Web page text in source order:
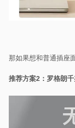
那如果想和普通插座
推荐方案2：罗格朗